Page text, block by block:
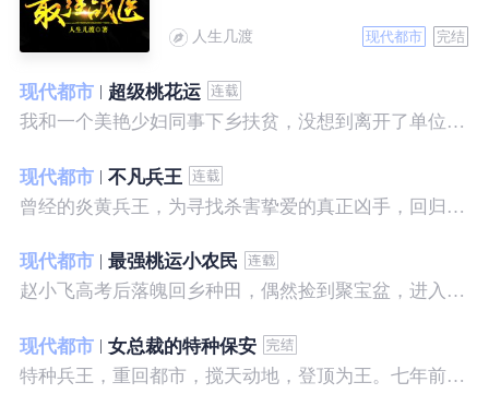
人生几渡 现代都市 完结
现代都市
超级桃花运
我和一个美艳少妇同事下乡扶贫，没想到离开了单位之后，她就性格大变……
现代都市
不凡兵王
曾经的炎黄兵王，为寻找杀害挚爱的真正凶手，回归都市，开始了一段精彩绝伦的征程。
现代都市
最强桃运小农民
赵小飞高考后落魄回乡种田，偶然捡到聚宝盆，进入聚宝洞，从此开启了发家致富、拳打村霸、坐拥美女的桃运巅峰人生！
现代都市
女总裁的特种保安
特种兵王，重回都市，搅天动地，登顶为王。七年前，他是社会底层的小混混，七年后，他是经历过战与火考验的特种兵王。